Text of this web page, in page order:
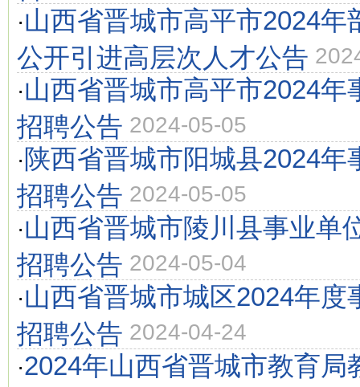
·山西省晋城市高平市2024年
公开引进高层次人才公告
·山西省晋城市高平市2024年
招聘公告 2024-05-05
· 陕西省晋城市阳城县2024年
招聘公告 2024-05-05
·山西省晋城市陵川县事业单
招聘公告 2024-05-04
·山西省晋城市城区2024年度
招聘公告 2024-04-24
·2024年山西省晋城市教育局